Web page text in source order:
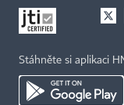
Stáhněte si aplikaci